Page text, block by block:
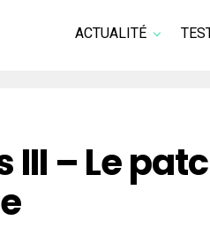
ACTUALITÉ
III – Le